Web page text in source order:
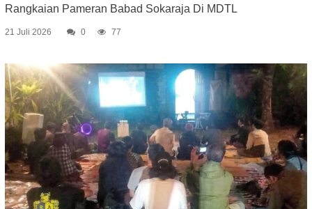
Rangkaian Pameran Babad Sokaraja Di MDTL
21 Juli 2026 0 77